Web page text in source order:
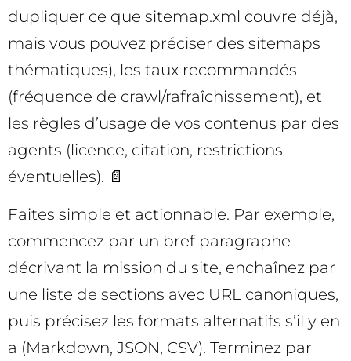
dupliquer ce que sitemap.xml couvre déjà,
mais vous pouvez préciser des sitemaps
thématiques), les taux recommandés
(fréquence de crawl/rafraîchissement), et
les règles d’usage de vos contenus par des
agents (licence, citation, restrictions
éventuelles). 📄
Faites simple et actionnable. Par exemple,
commencez par un bref paragraphe
décrivant la mission du site, enchaînez par
une liste de sections avec URL canoniques,
puis précisez les formats alternatifs s’il y en
a (Markdown, JSON, CSV). Terminez par